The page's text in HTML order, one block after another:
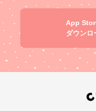
App
ダウンロ